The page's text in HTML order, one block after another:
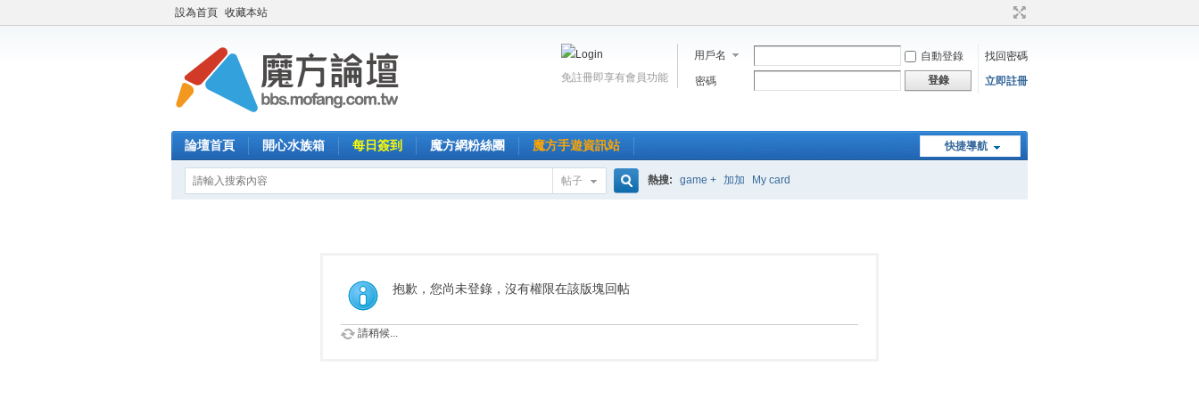
設為首頁 收藏本站
用戶名 自動登錄
找回密碼
密碼
登錄 立即註冊
免註冊即享有會員功能
快捷導航
論壇首頁 開心水族箱 每日簽到 魔方網粉絲團 魔方手遊資訊站
帖子
索
熱搜: game + 加加 My card
抱歉，您尚未登錄，沒有權限在該版塊回帖
請稍候...